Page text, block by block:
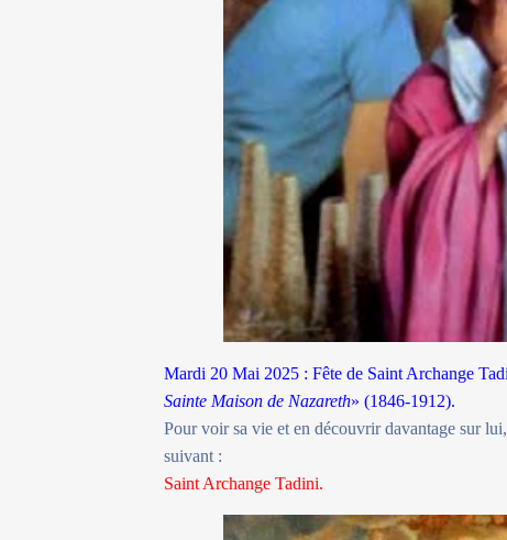
Mardi 20 Mai 2025 : Fête de Saint Archange
Sainte Maison de Nazareth» (1846-1912).
Pour voir sa vie et en découvrir davantage sur
suivant :
Saint Archange Tadini.